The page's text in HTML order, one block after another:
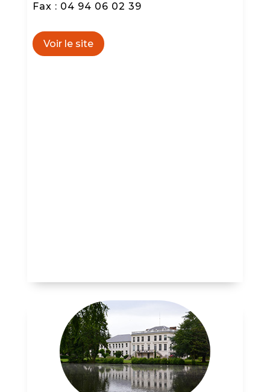
Fax : 04 94 06 02 39
Voir le site